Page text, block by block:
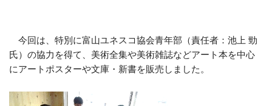
今回は、特別に富山ユネスコ協会青年部（責任者：池上 勁
氏）の協力を得て、美術全集や美術雑誌などアート本を中心
にアートポスターや文庫・新書を販売しました。